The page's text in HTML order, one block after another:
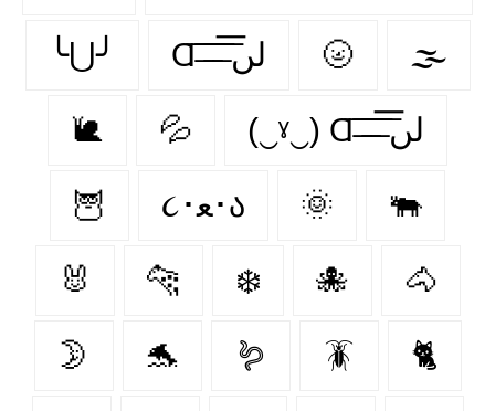
╰⋃╯ Ɑ͞ ̶͞ ̶͞ ̶͞ لں͞ 🌝 🌫️
🐌 💦 (‿ˠ‿) Ɑ͞ ̶͞ ̶͞ ̶͞ لں͞
🦉 ૮･ﻌ･ა 🌞 🐃
🐰 🐆 ❄️ 🐙 🐴
🌛 🐬 🪱 🪳 🐈